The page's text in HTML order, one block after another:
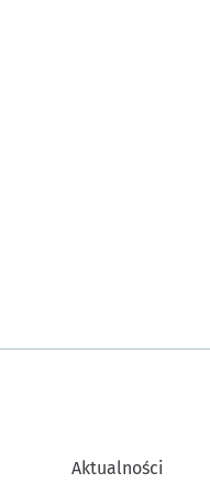
Aktualności